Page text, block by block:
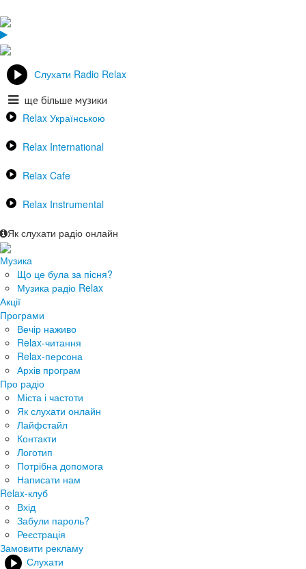
Слухати Radio Relax
ще більше музики
Relax Українською
Relax International
Relax Cafe
Relax Instrumental
Як слухати радіо онлайн
Музика
Що це була за пісня?
Музика радіо Relax
Акції
Програми
Вечір наживо
Relax-читання
Relax-персона
Архів програм
Про радіо
Міста і частоти
Як слухати онлайн
Лайфстайл
Контакти
Логотип
Потрібна допомога
Написати нам
Relax-клуб
Вхід
Забули пароль?
Реєстрація
Замовити рекламу
Слухати